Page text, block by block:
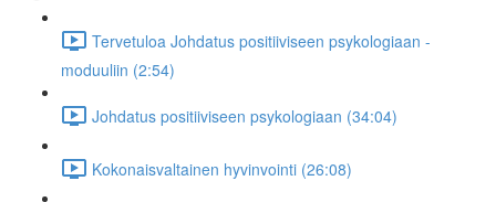
Tervetuloa Johdatus positiiviseen psykologiaan -
moduuliin (2:54)
Johdatus positiiviseen psykologiaan (34:04)
Kokonaisvaltainen hyvinvointi (26:08)